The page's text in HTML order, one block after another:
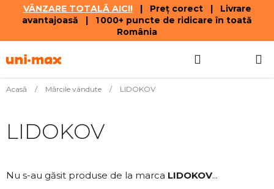
VÂNZARE TOTALĂ AICI!| Preț corect | Livrare
avantajoasă | 1 000+ puncte de ridicare în toată
România
la
DE
Acasă / Mărcile vândute / LIDOKOV
LIDOKOV
Nu s-au găsit produse de la marca LIDOKOV...